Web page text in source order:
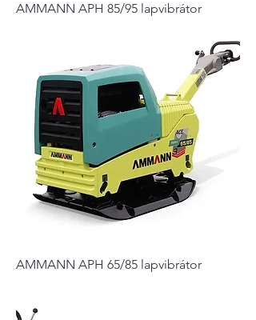
AMMANN APH 85/95 lapvibrátor
AMMANN APH 65/85 lapvibrátor